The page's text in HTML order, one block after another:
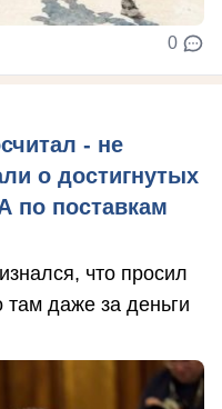
0
- не
о достигнутых
по поставкам
что просил
там даже за деньги